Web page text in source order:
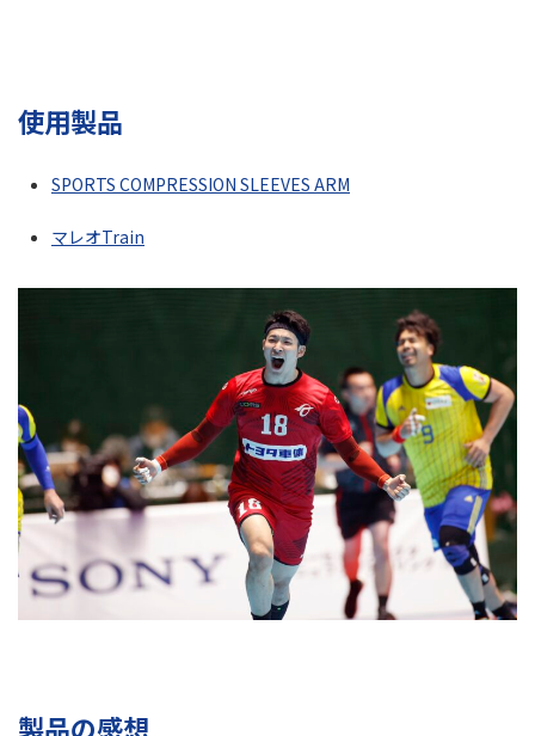
使用製品
SPORTS COMPRESSION SLEEVES ARM
マレオTrain
製品の感想